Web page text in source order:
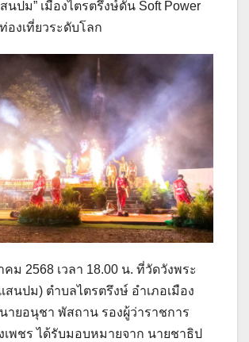
ปม” เมืองไตรตรึงษ์ดัน Soft Power
องเที่ยวระดับโลก
ม 2568 เวลา 18.00 น. ที่วัดวังพระ
สนปม) ตำบลไตรตรึงษ์ อำเภอเมือง
ายอนุชา พัสถาน รองผู้ว่าราชการ
เพชร ได้รับมอบหมายจาก นายชาธิป